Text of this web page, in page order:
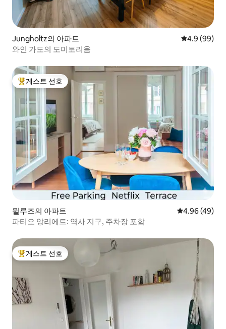
Jungholtz의 아파트 평점 4.9점(5
4.9 (99)
와인 가도의 도미토리움
상위 게스트 선호
게스트 선호
뮐루즈의 아파트 평점 4.96점(5
4.96 (49)
파티오 앙리에트: 역사 지구, 주차장 포함
상위 게스트 선호
게스트 선호